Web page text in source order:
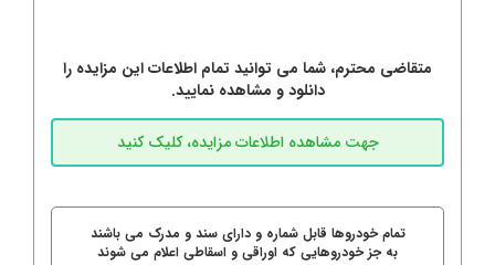
متقاضی محترم، شما می توانید تمام اطلاعات این مزایده را
دانلود و مشاهده نمایید.
تمام خودروها قابل شماره و دارای سند و مدرک می باشند
به جز خودروهایی که اوراقی و اسقاطی اعلام می شوند